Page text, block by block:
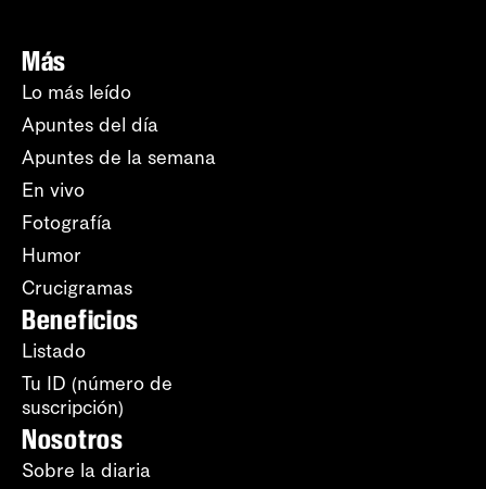
Más
Lo más leído
Apuntes del día
Apuntes de la semana
En vivo
Fotografía
Humor
Crucigramas
Beneficios
Listado
Tu ID (número de
suscripción)
Nosotros
Sobre la diaria